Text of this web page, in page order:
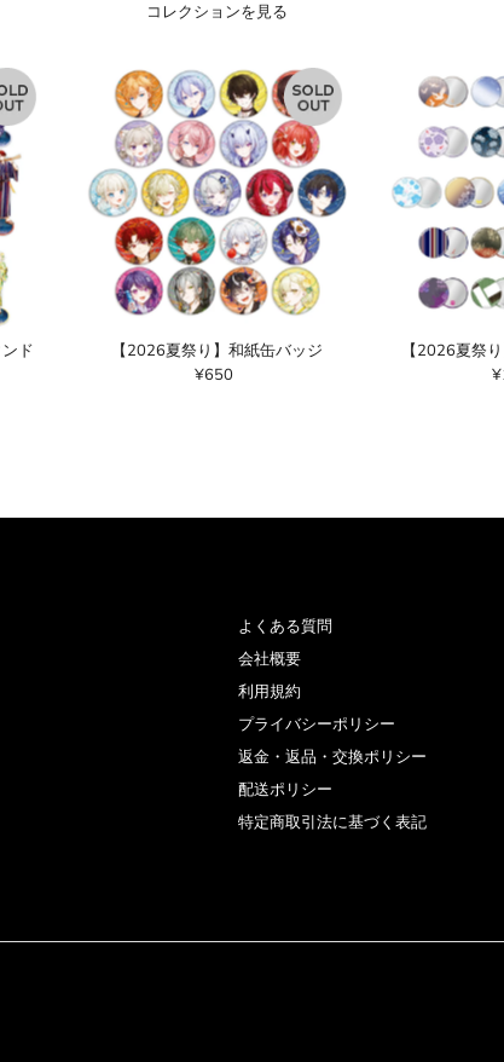
コレクションを見る
ド
【2026夏祭り】和紙缶バッジ
通
¥650
【2026夏祭
よくある質問
会社概要
利用規約
プライバシーポリシー
返金・返品・交換ポリシー
配送ポリシー
特定商取引法に基づく表記